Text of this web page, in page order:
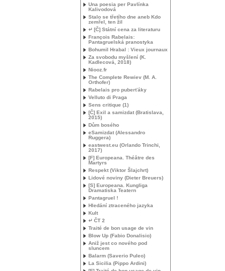
Una poesia per Pavlínka
Kalivodová
Stalo se třetího dne aneb Kdo
zemřel, ten žil
↵ [Č] Státní cena za literaturu
François Rabelais:
Pantagruelská pranostyka
Bohumil Hrabal : Vieux journaux
Za svobodu myšlení (K.
Kadlecová, 2018)
Niooz.fr
The Complete Rewiev (M. A.
Orthofer)
Rabelais pro puberťáky
Velluto di Praga
Sens critique (1)
[Č] Exil a samizdat (Bratislava,
2015)
Dům bosého
eSamizdat (Alessandro
Ruggera)
eastwest.eu (Orlando Trinchi,
2017)
[F] Europeana. Théâtre des
Martyrs
Respekt (Viktor Šlajchrt)
Lidové noviny (Dieter Breuers)
[S] Europeana. Kungliga
Dramatiska Teatern
Pantagruel !
Hledání ztraceného jazyka
Kult
↵ ČT 2
Traité de bon usage de vin
Blow Up (Fabio Donalisio)
Aniž jest co nového pod
sluncem
Balarm (Saverio Puleo)
La Sicilia (Pippo Ardini)